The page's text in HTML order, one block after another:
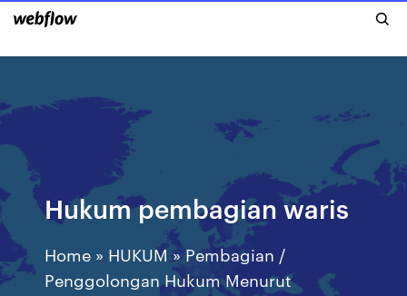
Hukum pembagian waris
Home » HUKUM » Pembagian /
Penggolongan Hukum Menurut